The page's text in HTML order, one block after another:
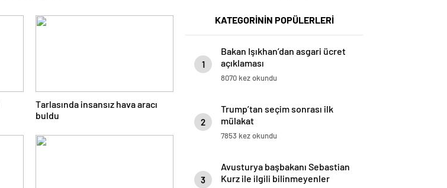
Tarlasında insansız hava aracı
buldu
KATEGORİNİN POPÜLERLERİ
1
Bakan Işıkhan’dan asgari ücret
açıklaması
8070 kez okundu
2
Trump’tan seçim sonrası ilk
mülakat
7853 kez okundu
3
Avusturya başbakanı Sebastian
Kurz ile ilgili bilinmeyenler